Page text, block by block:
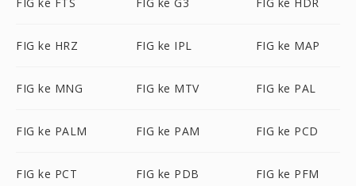
FIG ke HRZ FIG ke IPL FIG ke MAP
FIG ke MNG FIG ke MTV FIG ke PAL
FIG ke PALM FIG ke PAM FIG ke PCD
FIG ke PCT FIG ke PDB FIG ke PFM